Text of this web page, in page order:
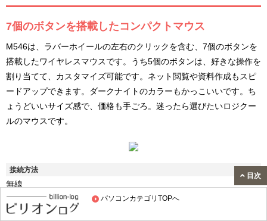
パソコンカテゴリTOPへ
7個のボタンを搭載したコンパクトマウス
M546は、ラバーホイールの左右のクリックを含む、7個のボタンを
搭載したワイヤレスマウスです。うち5個のボタンは、好きな操作を
割り当てて、カスタマイズ可能です。ネット閲覧や資料作成もスピ
ードアップできます。ダークナイトのカラーもかっこいいです。ち
ょうどいいサイズ感で、価格も手ごろ。迷ったら選びたいロジクー
ルのマウスです。
接続方法
無線
接続タイプ
ロジクールUnifyingレシーバー
目次